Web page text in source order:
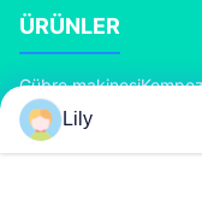
ÜRÜNLER
Gübre makinesi
Organik Gübre Üretim
Çift Silindirli Gübre
Döner Tamburlu Gübre
Lily